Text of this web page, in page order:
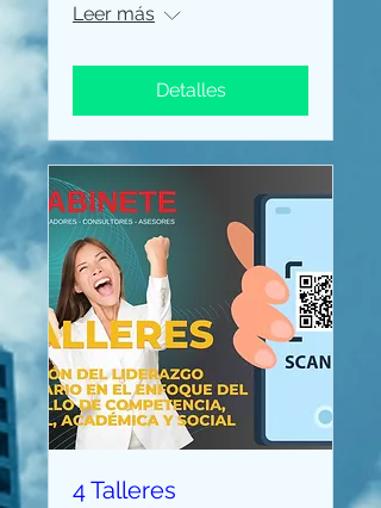
Leer más
Detalles
4 Talleres